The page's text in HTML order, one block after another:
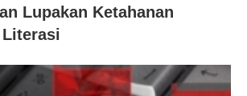
Lupakan Ketahanan